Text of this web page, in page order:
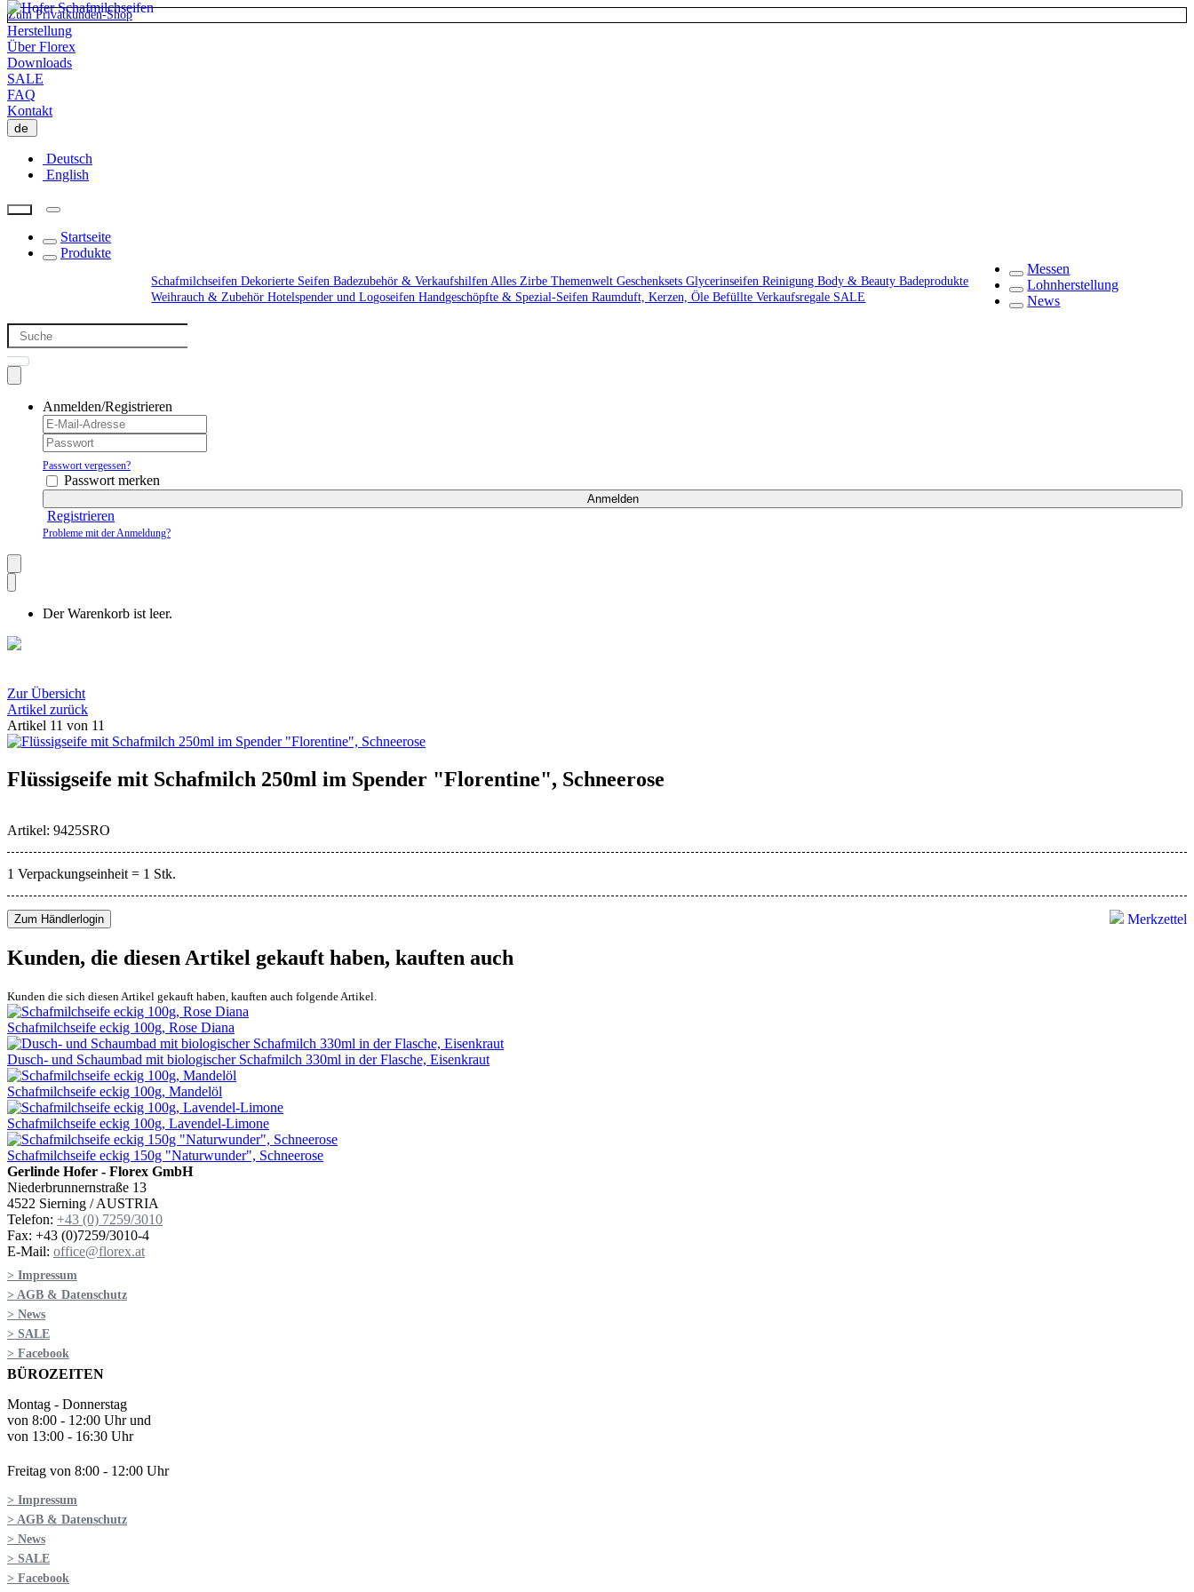
Zum Privatkunden-Shop
Herstellung
Über Florex
Downloads
SALE
FAQ
Kontakt
de
Deutsch
English
Startseite
Produkte
SchafmilchseifenDekorierte SeifenBadezubehör & Verkaufshilfen Alles ZirbeThemenweltGeschenksetsGlycerinseifenReinigungBody & BeautyBadeprodukte
Weihrauch & ZubehörHotelspender und LogoseifenHandgeschöpfte & Spezial-SeifenRaumduft, Kerzen, ÖleBefüllte Verkaufsregale SALE
Messen
Lohnherstellung
News
Anmelden/Registrieren
Passwort vergessen?
Passwort merken
Anmelden
Registrieren
Probleme mit der Anmeldung?
Der Warenkorb ist leer.
Zur Übersicht
Artikel zurück
Artikel 11 von 11
Flüssigseife mit Schafmilch 250ml im Spender "Florentine", Schneerose
Artikel: 9425SRO
1 Verpackungseinheit = 1 Stk.
Merkzettel
Zum Händlerlogin
Kunden, die diesen Artikel gekauft haben, kauften auch
Kunden die sich diesen Artikel gekauft haben, kauften auch folgende Artikel.
Schafmilchseife eckig 100g, Rose Diana
Dusch- und Schaumbad mit biologischer Schafmilch 330ml in der Flasche, Eisenkraut
Schafmilchseife eckig 100g, Mandelöl
Schafmilchseife eckig 100g, Lavendel-Limone
Schafmilchseife eckig 150g "Naturwunder", Schneerose
Gerlinde Hofer - Florex GmbH
Niederbrunnernstraße 13
4522 Sierning / AUSTRIA
Telefon: +43 (0) 7259/3010
Fax: +43 (0)7259/3010-4
E-Mail: office@florex.at
> Impressum
> AGB & Datenschutz
> News
> SALE
> Facebook
BÜROZEITEN
Montag - Donnerstag
von 8:00 - 12:00 Uhr und
von 13:00 - 16:30 Uhr
Freitag von 8:00 - 12:00 Uhr
> Impressum
> AGB & Datenschutz
> News
> SALE
> Facebook